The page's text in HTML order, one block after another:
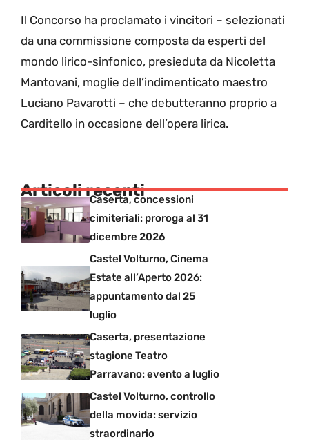
Il Concorso ha proclamato i vincitori – selezionati
da una commissione composta da esperti del
mondo lirico-sinfonico, presieduta da Nicoletta
Mantovani, moglie dell’indimenticato maestro
Luciano Pavarotti – che debutteranno proprio a
Carditello in occasione dell’opera lirica.
Articoli recenti
Caserta, concessioni
cimiteriali: proroga al 31
dicembre 2026
Castel Volturno, Cinema
Estate all’Aperto 2026:
appuntamento dal 25
luglio
Caserta, presentazione
stagione Teatro
Parravano: evento a luglio
Castel Volturno, controllo
della movida: servizio
straordinario